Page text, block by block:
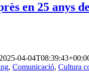
en 25 anys
2025-04-
, Comunicació, Cultura